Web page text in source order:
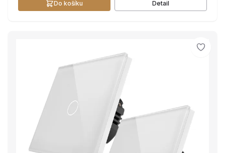
Do košíku Detail